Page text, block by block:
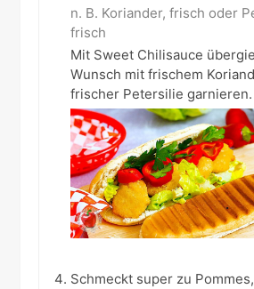
n. B. Koriander, frisch oder
frisch
Mit Sweet Chilisauce
Wunsch mit frischem
frischer Petersilie garnieren.
Schmeckt super zu